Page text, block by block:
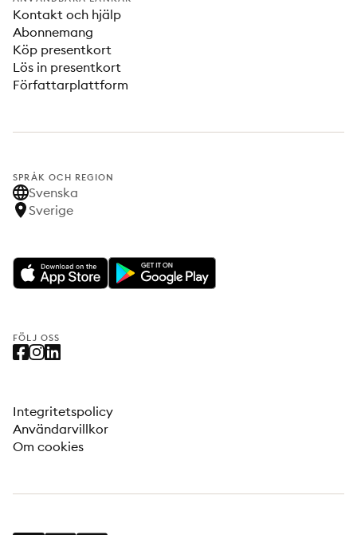
Kontakt och hjälp
Abonnemang
Köp presentkort
Lös in presentkort
Författarplattform
SPRÅK OCH REGION
Svenska
Sverige
FÖLJ OSS
Integritetspolicy
Användarvillkor
Om cookies